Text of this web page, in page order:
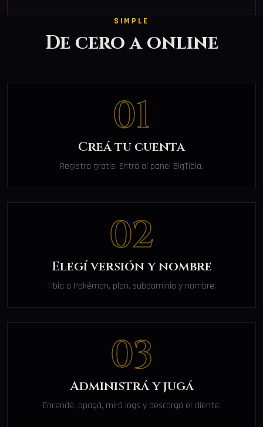
SIMPLE
De cero a online
01
Creá tu cuenta
Registro gratis. Entrá al panel BigTibia.
02
Elegí versión y nombre
Tibia o Pokémon, plan, subdominio y nombre.
03
Administrá y jugá
Encendé, apagá, mirá logs y descargá el cliente.